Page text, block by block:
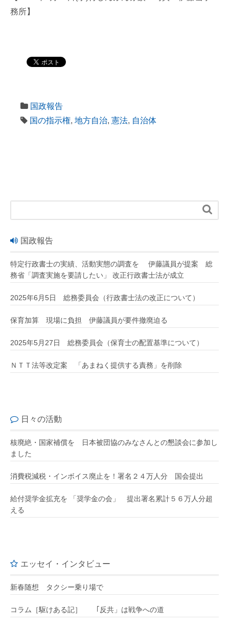
務所】
国政報告
国の指示権, 地方自治, 憲法, 自治体

国政報告
特定行政書士の実績、活動実態の調査を 伊藤議員が提案 総
務省「調査実施を要請したい」 改正行政書士法が成立
2025年6月5日 総務委員会（行政書士法の改正について）
保育加算 現場に負担 伊藤議員が要件撤廃迫る
2025年5月27日 総務委員会（保育士の配置基準について）
ＮＴＴ法等改定案 「あまねく提供する責務」を削除
日々の活動
核廃絶・国家補償を 日本被団協のみなさんとの懇談会に参加し
ました
消費税減税・インボイス廃止を！署名２４万人分 国会提出
給付奨学金拡充を 「奨学金の会」 提出署名累計５６万人分超
える
エッセイ・インタビュー
新春随想 タクシー乗り場で
コラム［駆けある記］ ｢反共」は戦争への道